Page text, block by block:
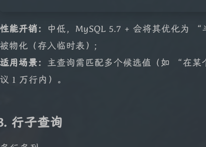
性能开销：
中低，MySQL 5.7 + 会将其优化为
被物化（存入临时表）;
适用场景：
主查询需匹配多个候选值（如 “在
议 1 万行内）。
行子查询